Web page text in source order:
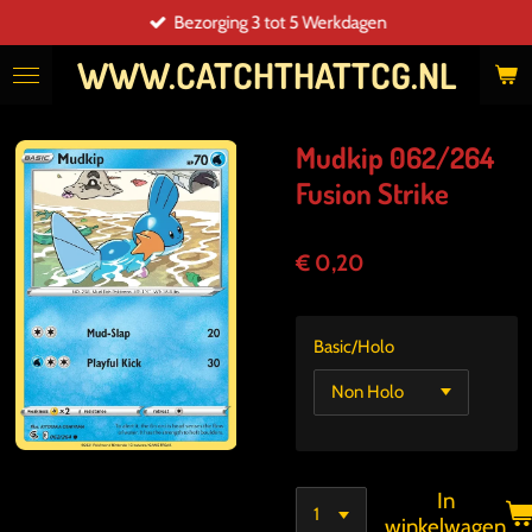
direct
naar
WWW.CATCHTHATTCG.NL
Bezorging 3 tot 5 Werkdagen
Mudkip 062/264
Fusion Strike
€ 0,20
Basic/Holo
In